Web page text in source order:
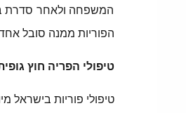
המשפחה ולאחר סדרת
הפוריות ממנה סובל
טיפולי הפריה חוץ
טיפולי פוריות בישראל